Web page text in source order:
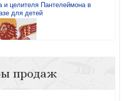
и целителя Пантелеймона в
для детей
продаж